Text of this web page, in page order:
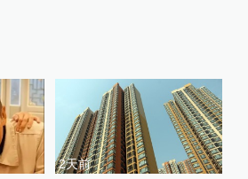
2天前